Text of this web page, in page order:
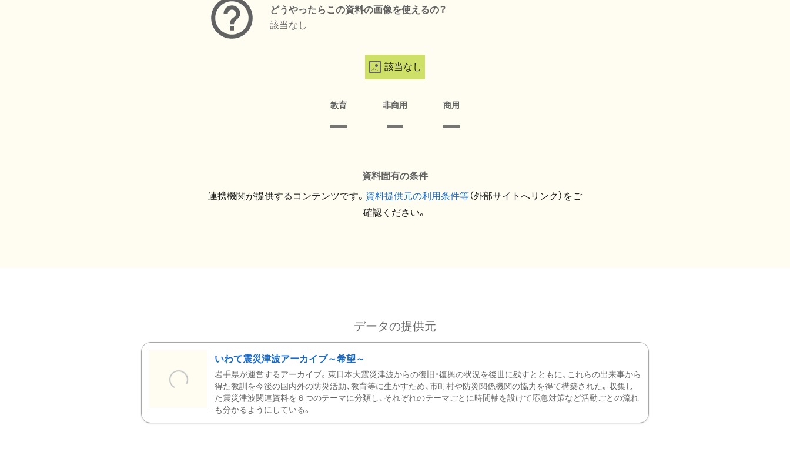
どうやったらこの資料の画像を使えるの？
該当なし
該当なし
教育 非商用 商用
資料固有の条件
連携機関が提供するコンテンツです。 資料提供元の利用条件等（外部サイトへリンク）をご
確認ください。
データの提供元
いわて震災津波アーカイブ～希望～
岩手県が運営するアーカイブ。東日本大震災津波からの復旧・復興の状況を後世に残すとともに、これらの出来事から
得た教訓を今後の国内外の防災活動、教育等に生かすため、市町村や防災関係機関の協力を得て構築された。収集し
た震災津波関連資料を６つのテーマに分類し、それぞれのテーマごとに時間軸を設けて応急対策など活動ごとの流れ
も分かるようにしている。